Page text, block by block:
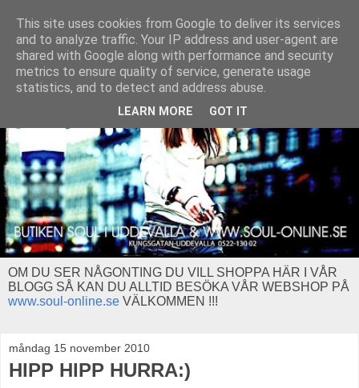
OM DU SER NÅGONTING DU VILL SHOPPA HÄR I VÅR
BLOGG SÅ KAN DU ALLTID BESÖKA VÅR WEBSHOP PÅ
www.soul-online.se VÄLKOMMEN !!!
måndag 15 november 2010
HIPP HIPP HURRA:)
This site uses cookies from Google to deliver its services
and to analyze traffic. Your IP address and user-agent are
shared with Google along with performance and security
metrics to ensure quality of service, generate usage
statistics, and to detect and address abuse.
LEARN MORE GOT IT